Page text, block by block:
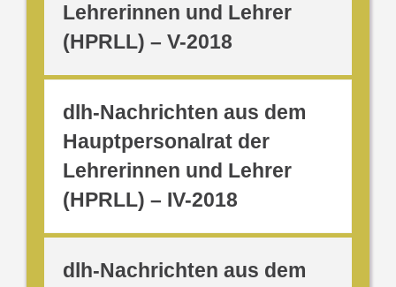
Lehrerinnen und Lehrer
(HPRLL) – V-2018
dlh-Nachrichten aus dem
Hauptpersonalrat der
Lehrerinnen und Lehrer
(HPRLL) – IV-2018
dlh-Nachrichten aus dem